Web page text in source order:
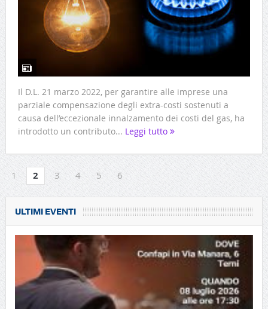
Il D.L. 21 marzo 2022, per garantire alle imprese una
parziale compensazione degli extra-costi sostenuti a
causa dell’eccezionale innalzamento dei costi del gas, ha
introdotto un contributo... Leggi tutto
1 2 3 4 5 6
ULTIMI EVENTI